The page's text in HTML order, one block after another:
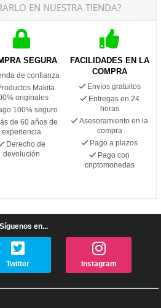
EN NUESTRA TIENDA?
SEGURA
de confianza
Makita
originales
100% seguro
de 60 años de
experiencia
Derecho de
devolución
FACILIDADES EN LA
COMPRA
Envíos gratuitos
Entregas en 24
horas
Asesoramiento en la
compra
Pago a plazos
Pago con
criptomonedas
Síguenos en...
Twitter Instagram